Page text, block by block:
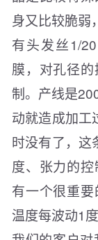
身又比较脆
有头发丝1/
膜，对孔径
制。产线是
动就造成加工
时没有了，这
度、张力的控
有一个很重
温度每波动1